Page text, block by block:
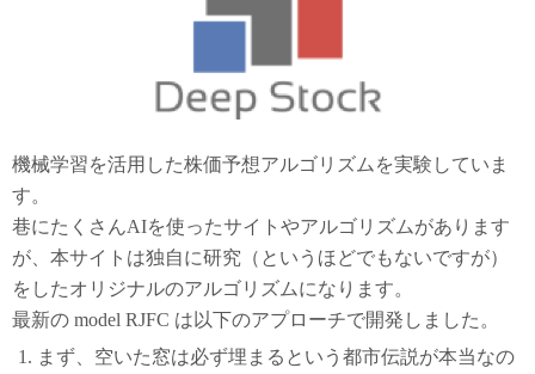
機械学習を活用した株価予想アルゴリズムを実験していま
す。
巷にたくさんAIを使ったサイトやアルゴリズムがあります
が、本サイトは独自に研究（というほどでもないですが）
をしたオリジナルのアルゴリズムになります。
最新の model RJFC は以下のアプローチで開発しました。
まず、空いた窓は必ず埋まるという都市伝説が本当なの